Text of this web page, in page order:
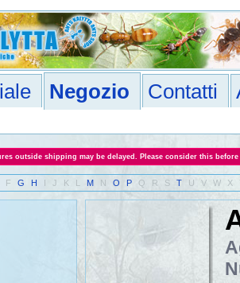
Negozio Contatti
outside shipping may be delayed. Please consider this
F G H I J K L M N O P Q R S T U V W X